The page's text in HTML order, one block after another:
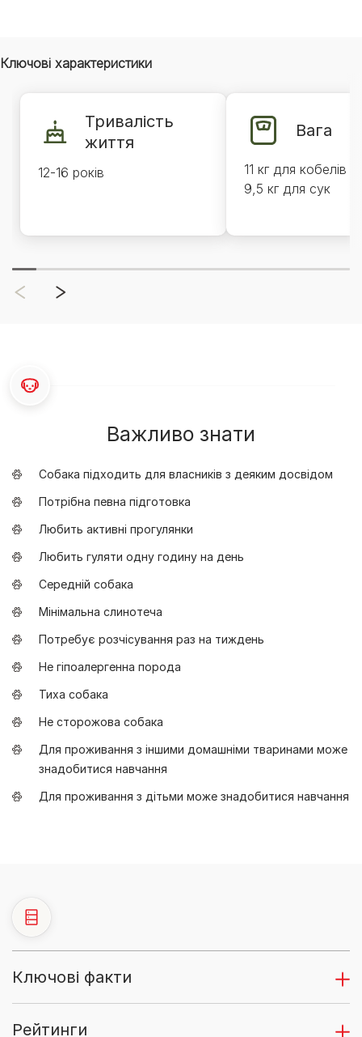
Ключові характеристики
Тривалість
життя
12-16 років
Вага
11 кг для кобелів
9,5 кг для сук
Важливо знати
Собака підходить для власників з деяким досвідом
Потрібна певна підготовка
Любить активні прогулянки
Любить гуляти одну годину на день
Середній собака
Мінімальна слинотеча
Потребує розчісування раз на тиждень
Не гіпоалергенна порода
Тиха собака
Не сторожова собака
Для проживання з іншими домашніми тваринами може
знадобитися навчання
Для проживання з дітьми може знадобитися навчання
Ключові факти
Рейтинги